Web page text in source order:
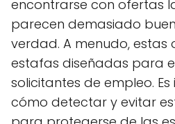
encontrarse con ofertas
parecen demasiado
verdad. A menudo, estas
estafas diseñadas para
solicitantes de empleo.
cómo detectar y evitar